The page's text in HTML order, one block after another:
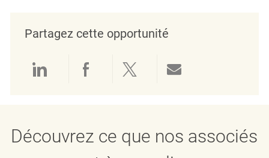
Partagez cette opportunité
Partager via LinkedIn
Partager via Facebook
Partager via twitter
Découvrez ce que nos associés